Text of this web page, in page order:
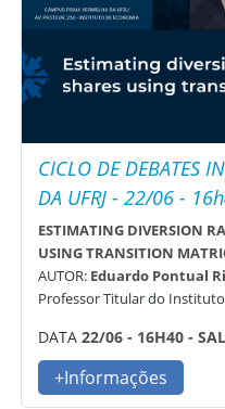
CICLO DE DEBATES
DA UFRJ - 22/06 -
ESTIMATING DIVERSION
USING TRANSITION
AUTOR:Eduardo Pontual
Professor Titular do Instituto
DATA22/06 - 16H40 -
+Informações